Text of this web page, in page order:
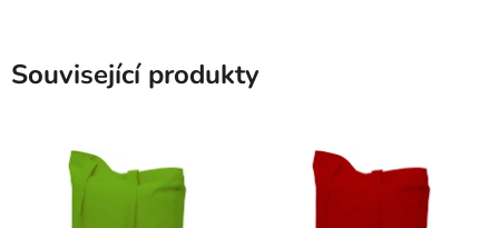
Související produkty